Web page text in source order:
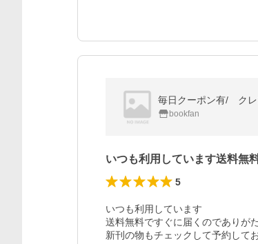
毎日クーポン有/ ク
bookfan
いつも利用しています送料無
5
いつも利用しています
送料無料ですぐに届くのでありが
新刊の物もチェックして予約して